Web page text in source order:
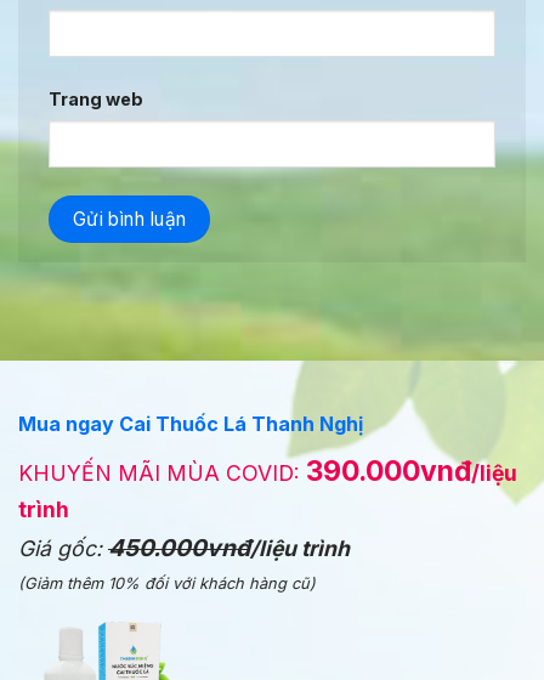
Trang web
Mua ngay Cai Thuốc Lá Thanh Nghị
KHUYẾN MÃI MÙA COVID: 390.000vnđ/liệu
trình
Giá gốc:450.000vnđ/liệu trình
(Giảm thêm 10% đối với khách hàng cũ)